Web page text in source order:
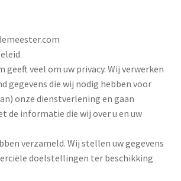
uitvouwen
Submenu
uitvouwen
geeft veel om uw privacy. Wij verwerken
gegevens die wij nodig hebben voor
onze dienstverlening en gaan
de informatie die wij over u en uw
verzameld. Wij stellen uw gegevens
doelstellingen ter beschikking